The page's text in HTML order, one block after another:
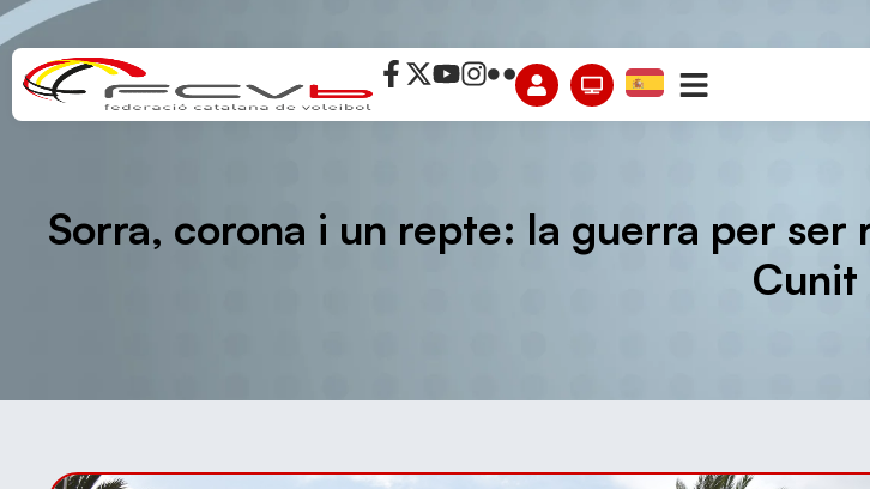
Sorra, corona i un repte: la guerra per
Cunit